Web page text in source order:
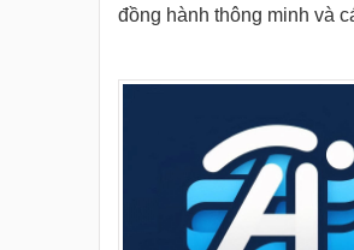
đồng hành thông minh và